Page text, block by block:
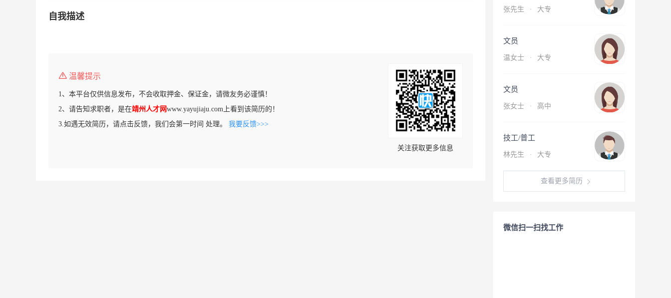
自我描述
温馨提示
1、本平台仅供信息发布，不会收取押金、保证金，请微友务必谨慎！
2、请告知求职者，是在靖州人才网www.yayujiaju.com上看到该简历的！
3.如遇无效简历，请点击反馈，我们会第一时间 处理。 我要反馈>>>
关注获取更多信息
张先生 · 大专
文员
温女士 · 大专
文员
张女士 · 高中
技工/普工
林先生 · 大专
查看更多简历
微信扫一扫找工作